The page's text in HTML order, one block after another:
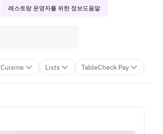
레스토랑 운영자를 위한 정보도움말
Cuisine Lists TableCheck Pay